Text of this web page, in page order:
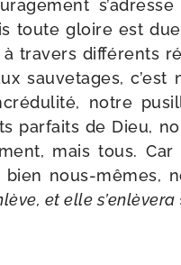
toute gloire est
à tra­vers dif­fé­rents
sau­ve­tages, c’est
notre
par­faits de Dieu,
mais tous.
bien nous-​mêmes,
et elle s’enlèvera